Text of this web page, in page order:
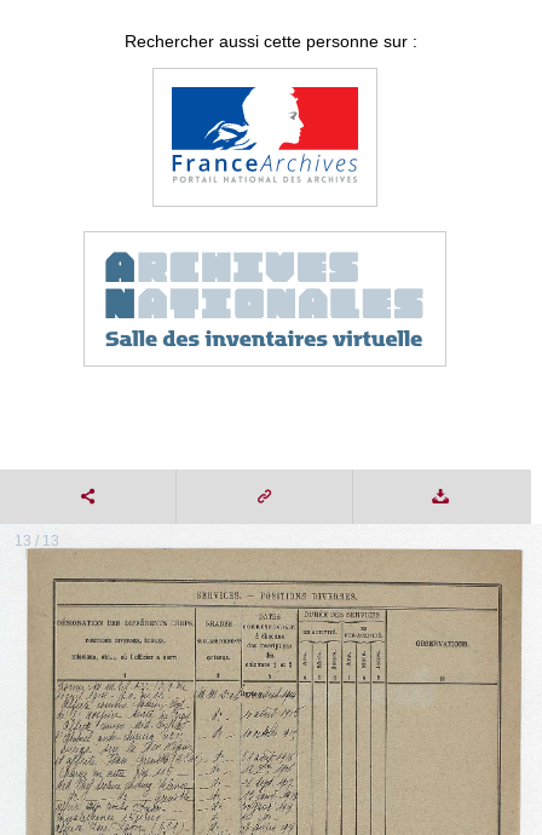
Rechercher aussi cette personne sur :
13 / 13